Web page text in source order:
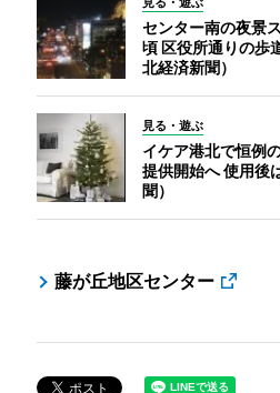
センター南の夜景
頃 区役所通りの歩
北経済新聞）
見る・遊ぶ
イケア港北で恒例
提供開始へ 使用後
聞）
藤が丘地区センター